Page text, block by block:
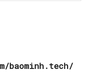
baominh.tech/